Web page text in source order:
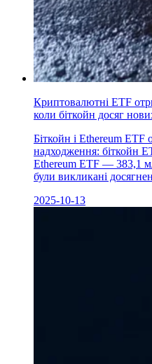
Криптовалютні ETF
коли біткойн досяг
Біткойн і Ethereum ETF
надходження: біткойн
Ethereum ETF — 383,1
були викликані
2025-10-13